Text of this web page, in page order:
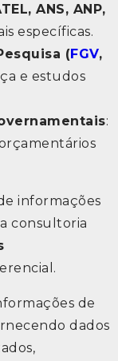
ANS, ANP,
específicas.
(FGV,
e estudos
:
informações
consultoria
de
dados